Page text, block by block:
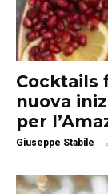
Cocktails
nuova
per
Giuseppe Stabile -